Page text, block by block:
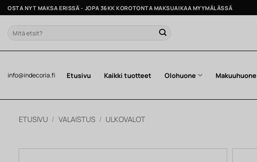
Skip
to
content
OSTA NYT MAKSA ERISSÄ - JOPA 36KK KOROTONTA MAKSUAIKAA MYYMÄLÄSSÄ
Etsi:
info@indecoria.fi Etusivu Kaikki tuotteet Olohuone Makuuhuone
ETUSIVU / VALAISTUS / ULKOVALOT